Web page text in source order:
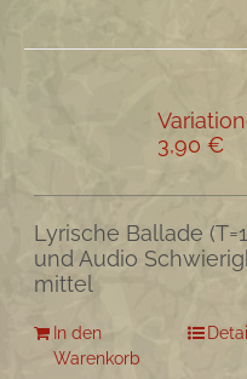
3,90€
Lyrische Ballade
und Audio
mittel
In den
Warenkorb